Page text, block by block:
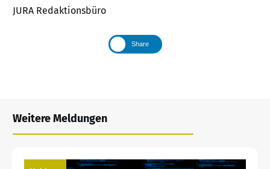
JURA Redaktionsbüro
Share
Weitere Meldungen